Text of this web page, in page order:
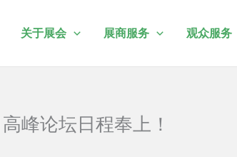
关于展会 展商服务 观众服务
峰论坛日程奉上！